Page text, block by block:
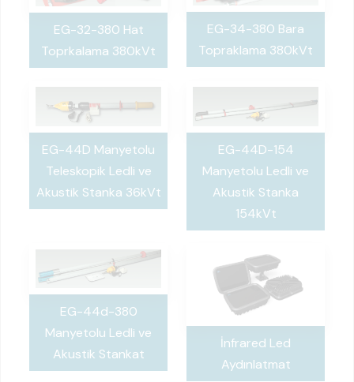
EG-32-380 Hat
Toprkalama 380kVt
EG-34-380 Bara
Topraklama 380kVt
EG-44D Manyetolu
Teleskopik Ledli ve
Akustik Stanka 36kVt
EG-44D-154
Manyetolu Ledli ve
Akustik Stanka
154kVt
EG-44d-380
Manyetolu Ledli ve
Akustik Stankat
İnfrared Led
Aydınlatmat